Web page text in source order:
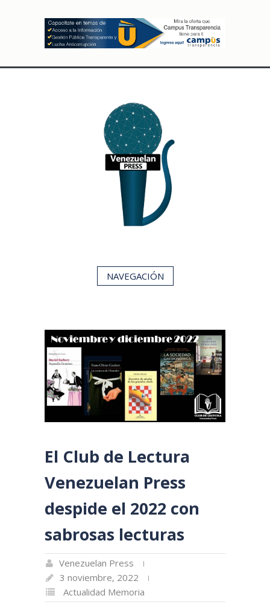
NAVEGACIÓN
El Club de Lectura
Venezuelan Press
despide el 2022 con
sabrosas lecturas
Venezuelan Press
3 noviembre, 2022
Actualidad Memoria